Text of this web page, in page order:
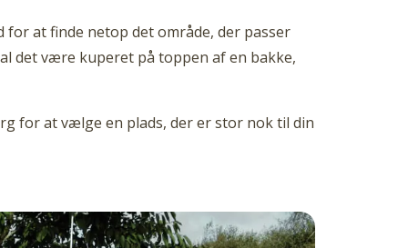
at finde netop det område, der passer
det være kuperet på toppen af en bakke,
for at vælge en plads, der er stor nok til din